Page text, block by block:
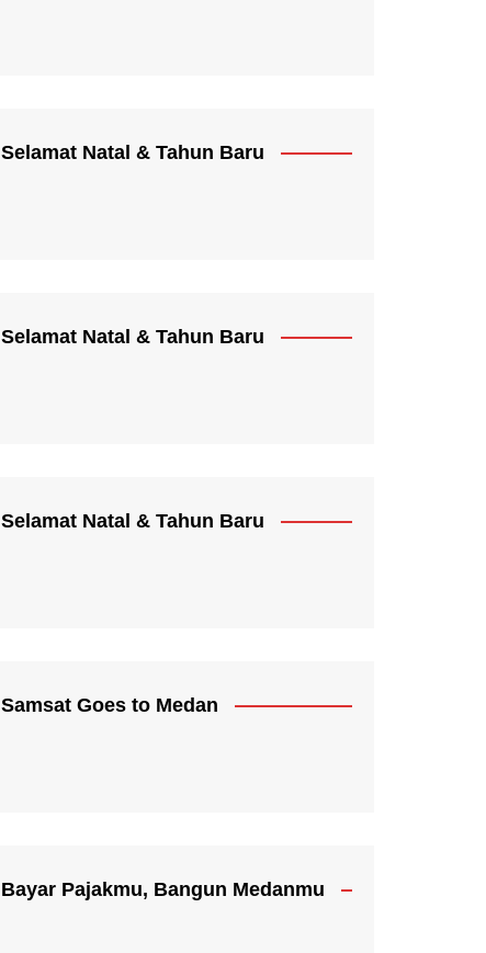
Selamat Natal & Tahun Baru
Selamat Natal & Tahun Baru
Selamat Natal & Tahun Baru
Samsat Goes to Medan
Bayar Pajakmu, Bangun Medanmu